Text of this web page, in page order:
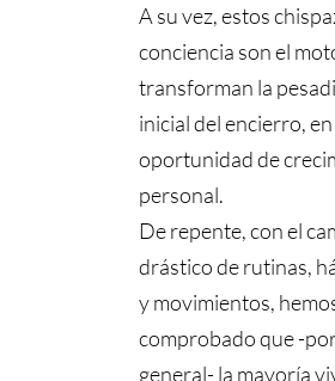
A su vez, estos
conciencia son el
transforman la
inicial del encierro,
oportunidad de
personal.
De repente, con el
drástico de rutinas,
y movimientos,
comprobado que -
general- la mayoría